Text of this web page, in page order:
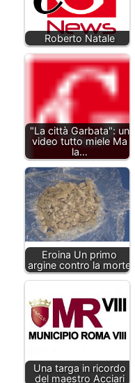
Roberto Natale
"La città Garbata": un
video tutto miele Ma
la…
Eroina Un primo
argine contro la morte
Una targa in ricordo
del maestro Acciari